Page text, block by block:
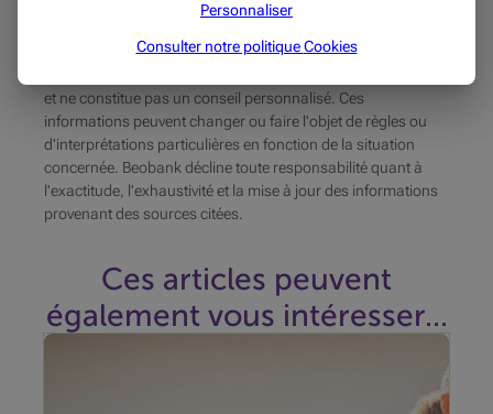
et ne constitue pas un conseil personnalisé. Ces
informations peuvent changer ou faire l'objet de règles ou
d'interprétations particulières en fonction de la situation
concernée. Beobank décline toute responsabilité quant à
l'exactitude, l'exhaustivité et la mise à jour des informations
provenant des sources citées.
Ces articles peuvent
également vous intéresser...
de gaz à effet de serre, à améliorer la qualité de l'air
Personnaliser
Consulter notre politiqueCookies